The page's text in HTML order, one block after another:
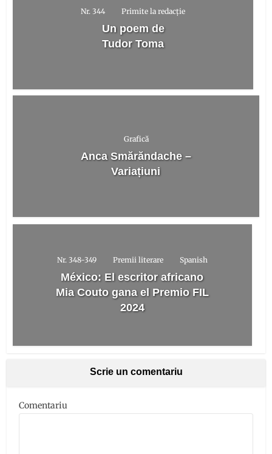
Nr. 344 Primite la redacție
Un poem de
Tudor Toma
Grafică
Anca Smărăndache –
Variațiuni
Nr. 348-349 Premii literare Spanish
México: El escritor africano
Mia Couto gana el Premio FIL
2024
Scrie un comentariu
Comentariu